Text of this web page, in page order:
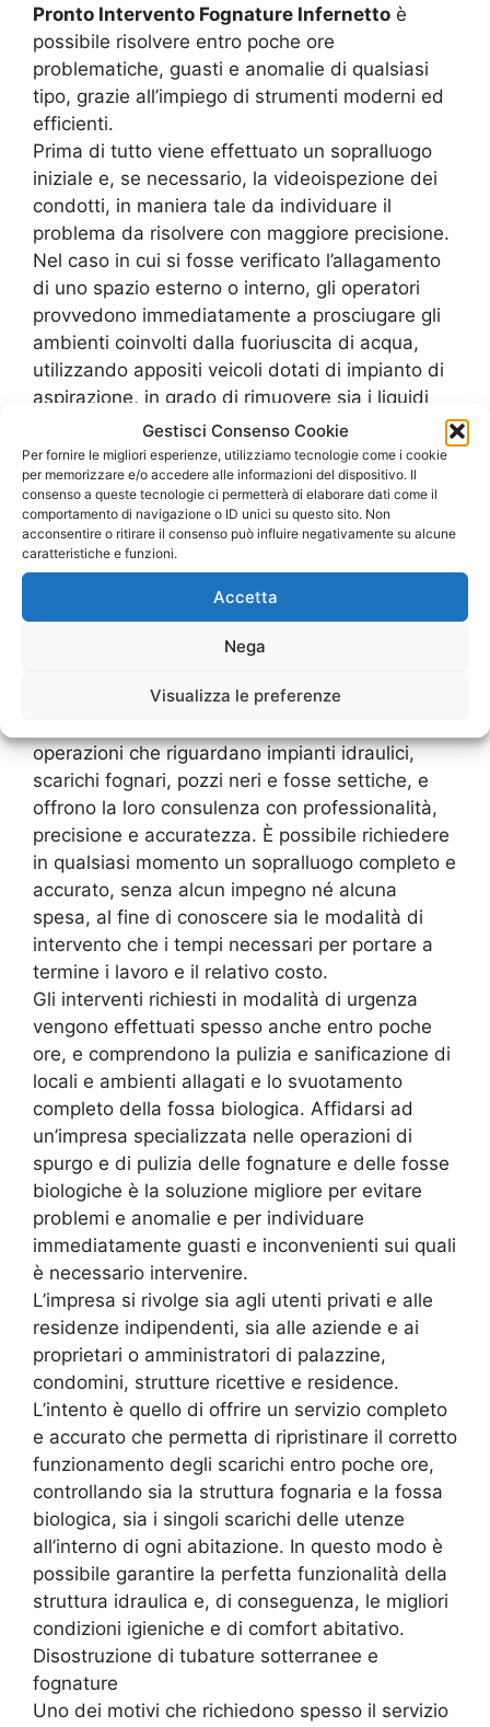
Gestisci Consenso Cookie
Per fornire le migliori esperienze, utilizziamo tecnologie come i cookie
per memorizzare e/o accedere alle informazioni del dispositivo. Il
consenso a queste tecnologie ci permetterà di elaborare dati come il
comportamento di navigazione o ID unici su questo sito. Non
acconsentire o ritirare il consenso può influire negativamente su alcune
caratteristiche e funzioni.
Accetta
Nega
Visualizza le preferenze
Pronto Intervento Fognature Infernetto è
possibile risolvere entro poche ore
problematiche, guasti e anomalie di qualsiasi
tipo, grazie all’impiego di strumenti moderni ed
efficienti.
Prima di tutto viene effettuato un sopralluogo
iniziale e, se necessario, la videoispezione dei
condotti, in maniera tale da individuare il
problema da risolvere con maggiore precisione.
Nel caso in cui si fosse verificato l’allagamento
di uno spazio esterno o interno, gli operatori
provvedono immediatamente a prosciugare gli
ambienti coinvolti dalla fuoriuscita di acqua,
utilizzando appositi veicoli dotati di impianto di
aspirazione, in grado di rimuovere sia i liquidi
che il fango o altro tipo di materiali non solubili.
L’impresa è attrezzata anche per poter
effettuare lo smaltimento dei detriti in tutta
sicurezza, utilizzando veicoli appositi e
provvedendo al trasporto nelle discariche
autorizzate, a completa tutela della salute e
della sicurezza, sia per le persone che per la
natura.
Servizio completo di manutenzione e
Gli specialisti delPronto Intervento Fognature
operazioni che riguardano impianti idraulici,
scarichi fognari, pozzi neri e fosse settiche, e
offrono la loro consulenza con professionalità,
precisione e accuratezza. È possibile richiedere
in qualsiasi momento un sopralluogo completo e
accurato, senza alcun impegno né alcuna
spesa, al fine di conoscere sia le modalità di
intervento che i tempi necessari per portare a
termine i lavoro e il relativo costo.
Gli interventi richiesti in modalità di urgenza
vengono effettuati spesso anche entro poche
ore, e comprendono la pulizia e sanificazione di
locali e ambienti allagati e lo svuotamento
completo della fossa biologica. Affidarsi ad
un’impresa specializzata nelle operazioni di
spurgo e di pulizia delle fognature e delle fosse
biologiche è la soluzione migliore per evitare
problemi e anomalie e per individuare
immediatamente guasti e inconvenienti sui quali
è necessario intervenire.
L’impresa si rivolge sia agli utenti privati e alle
residenze indipendenti, sia alle aziende e ai
proprietari o amministratori di palazzine,
condomini, strutture ricettive e residence.
L’intento è quello di offrire un servizio completo
e accurato che permetta di ripristinare il corretto
funzionamento degli scarichi entro poche ore,
controllando sia la struttura fognaria e la fossa
biologica, sia i singoli scarichi delle utenze
all’interno di ogni abitazione. In questo modo è
possibile garantire la perfetta funzionalità della
struttura idraulica e, di conseguenza, le migliori
condizioni igieniche e di comfort abitativo.
Disostruzione di tubature sotterranee e
fognature
Uno dei motivi che richiedono spesso il servizio